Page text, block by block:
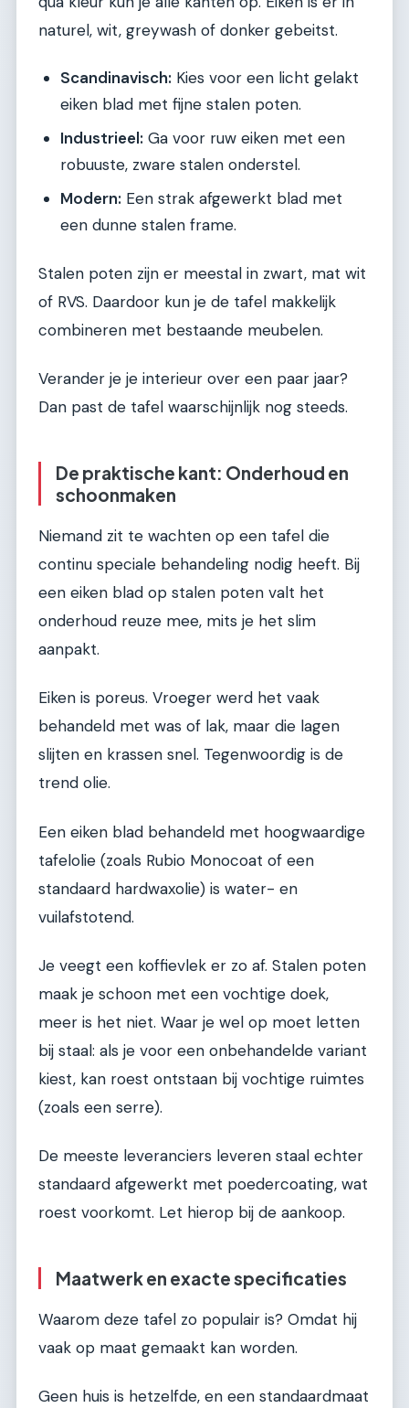
naturel, wit, greywash of donker gebeitst.
Scandinavisch: Kies voor een licht gelakt
eiken blad met fijne stalen poten.
Industrieel: Ga voor ruw eiken met een
robuuste, zware stalen onderstel.
Modern: Een strak afgewerkt blad met
een dunne stalen frame.
Stalen poten zijn er meestal in zwart, mat wit
of RVS. Daardoor kun je de tafel makkelijk
combineren met bestaande meubelen.
Verander je je interieur over een paar jaar?
Dan past de tafel waarschijnlijk nog steeds.
De praktische kant: Onderhoud en
schoonmaken
Niemand zit te wachten op een tafel die
continu speciale behandeling nodig heeft. Bij
een eiken blad op stalen poten valt het
onderhoud reuze mee, mits je het slim
aanpakt.
Eiken is poreus. Vroeger werd het vaak
behandeld met was of lak, maar die lagen
slijten en krassen snel. Tegenwoordig is de
trend olie.
Een eiken blad behandeld met hoogwaardige
tafelolie (zoals Rubio Monocoat of een
standaard hardwaxolie) is water- en
vuilafstotend.
Je veegt een koffievlek er zo af. Stalen poten
maak je schoon met een vochtige doek,
meer is het niet. Waar je wel op moet letten
bij staal: als je voor een onbehandelde variant
kiest, kan roest ontstaan bij vochtige ruimtes
(zoals een serre).
De meeste leveranciers leveren staal echter
standaard afgewerkt met poedercoating, wat
roest voorkomt. Let hierop bij de aankoop.
Maatwerk en exacte specificaties
Waarom deze tafel zo populair is? Omdat hij
vaak op maat gemaakt kan worden.
Geen huis is hetzelfde, en een standaardmaat